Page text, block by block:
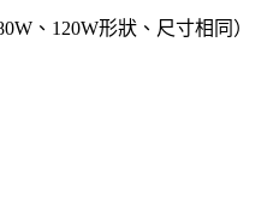
、 120W形狀、尺寸相同）